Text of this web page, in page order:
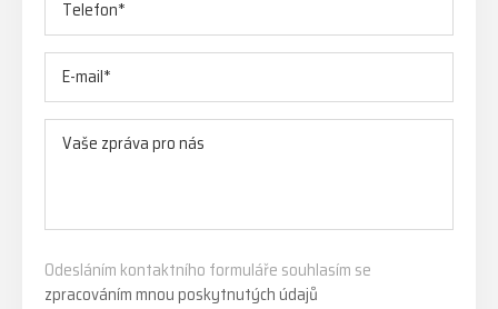
Odesláním kontaktního formuláře souhlasím se
zpracováním mnou poskytnutých údajů